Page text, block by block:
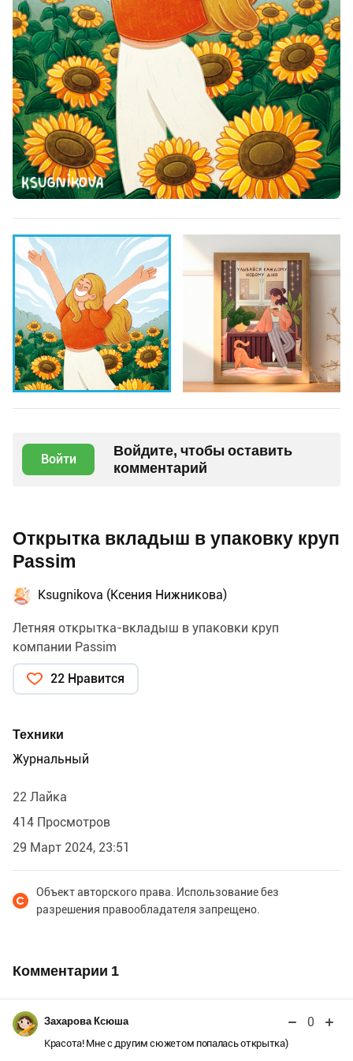
Войти
Войдите, чтобы оставить
комментарий
Открытка вкладыш в упаковку круп
Passim
Ksugnikova (Ксения Нижникова)
Летняя открытка-вкладыш в упаковки круп
компании Passim
22 Нравится
Техники
Журнальный
22 Лайка
414 Просмотров
29 Март 2024, 23:51
Объект авторского права. Использование без
разрешения правообладателя запрещено.
Комментарии 1
Захарова Ксюша 0
Красота! Мне с другим сюжетом попалась открытка)